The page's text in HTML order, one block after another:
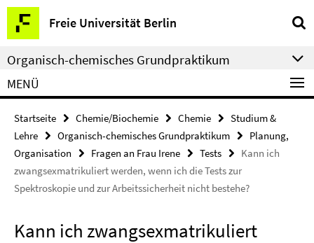
Springe
direkt
zu
Inhalt
Freie Universität Berlin
Service-
Navigation
Organisch-chemisches Grundpraktikum
MENÜ
Startseite Chemie/Biochemie Chemie
Studium &
Lehre
Organisch-chemisches Grundpraktikum
Planung,
Organisation
Fragen an Frau Irene Tests
Kann ich
zwangsexmatrikuliert werden, wenn ich die Tests zur
Spektroskopie und zur Arbeitssicherheit nicht bestehe?
Kann ich zwangsexmatrikuliert